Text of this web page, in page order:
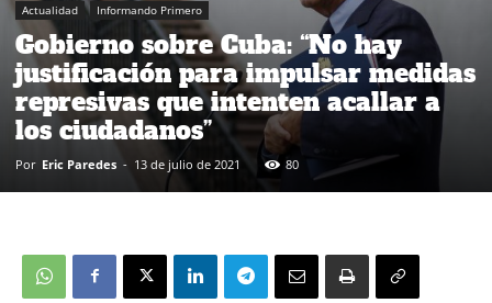
Actualidad Informando Primero
Gobierno sobre Cuba: “No hay
justificación para impulsar medidas
represivas que intenten acallar a
los ciudadanos”
Por Eric Paredes - 13 de julio de 2021 80